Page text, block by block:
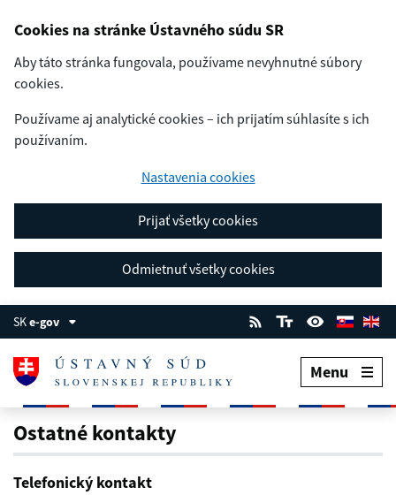
Cookies na stránke Ústavného súdu SR
Aby táto stránka fungovala, používame nevyhnutné súbory
cookies.
Používame aj analytické cookies – ich prijatím súhlasíte s ich
používaním.
Nastavenia cookies
Prijať všetky cookies
Odmietnuť všetky cookies
SKe-gov
Menu
Ostatné kontakty
Ostatné kontakty
Telefonický kontakt